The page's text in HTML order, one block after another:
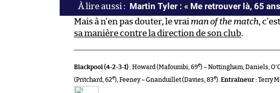
Martin Tyler : « Me retrouver là, 65
Mais à n’en pas douter, le vrai man of the match,
sa manière contre la direction de son club.
Blackpool (4-2-3-1) :Howard (Mafoumbi, 69e) – Nottingham, Daniels,
(Pritchard, 62e), Feeney – Gnanduillet (Davies, 83e). Entraîneur :Terry